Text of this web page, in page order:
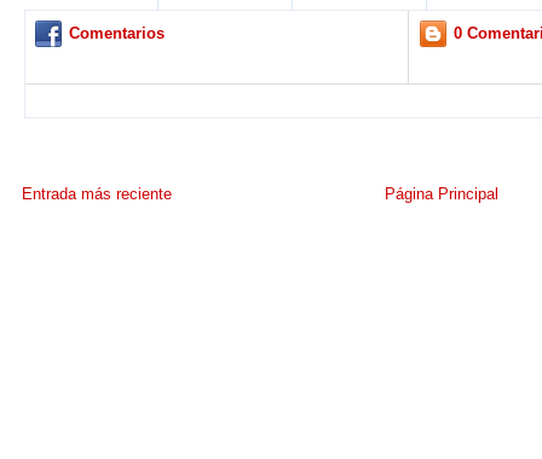
Comentarios 0
Entrada más reciente Página Principal